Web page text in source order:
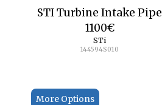
STI Turbine Intake Pipe
1100€
STi
144594S010
More Options